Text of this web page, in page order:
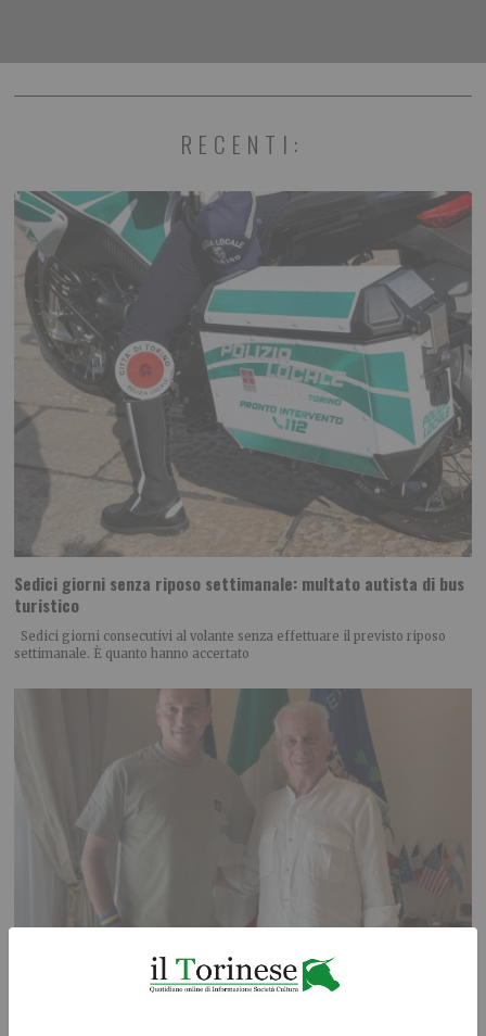
RECENTI:
Sedici giorni senza riposo settimanale: multato autista di bus
turistico
Sedici giorni consecutivi al volante senza effettuare il previsto riposo
settimanale. È quanto hanno accertato